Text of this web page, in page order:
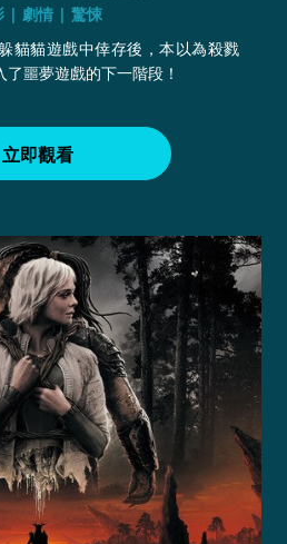
| 劇情 | 驚悚
貓貓遊戲中倖存後，本以為殺戮
噩夢遊戲的下一階段！
立即觀看